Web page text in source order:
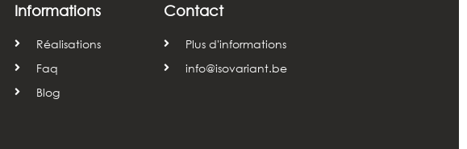
Informations
Réalisations
Faq
Blog
Contact
Plus d'informations
info@isovariant.be